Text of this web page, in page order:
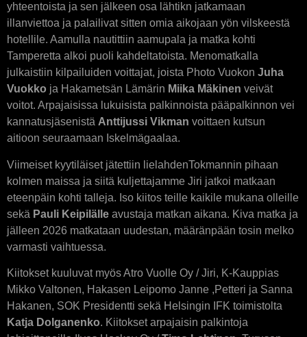
yhteentoista ja sen jälkeen osa lähtikn jatkamaan
illanviettoa ja palailivat sitten omia aikojaan yön vilskeestä
hotellile. Aamulla nautittiin aamupala ja matka kohti
Tamperetta alkoi puoli kahdeltatoista. Menomatkalla
julkaistiin kilpailuiden voittajat, joista Photo Vuokon Juha
Vuokko ja Hakametsän Lämärin Miika Mäkinen veivät
voitot. Arpajaisissa lukuisista palkinnoista pääpalkinnon vei
kannatusjäsenistä Anttijussi Vikman voittaen kutsun
aitioon seuraamaan Iskelmägaalaa.
Viimeiset kyytiläiset jätettiin lielahdenTokmannin pihaan
kolmen maissa ja siitä kuljettajamme Jiri jatkoi matkaan
eteenpäin kohti talleja. Iso kiitos teille kaikile mukana olleille
sekä Pauli Keipilälle avustaja matkan aikana. Kiva matka ja
jälleen 2026 matkataan uudestan, määränpään tosin melko
varmasti vaihtuessa.
Kiitokset kuuluvat myös Atro Vuolle Oy / Jiri, K-Kauppias
Mikko Valtonen, Hakasen Leipomo Janne ,Petteri ja Sanna
Hakanen, SOK Presidentti sekä Helsingin IFK toimistolta
Katja Dolganenko. Kiitokset arpajaisin palkintoja